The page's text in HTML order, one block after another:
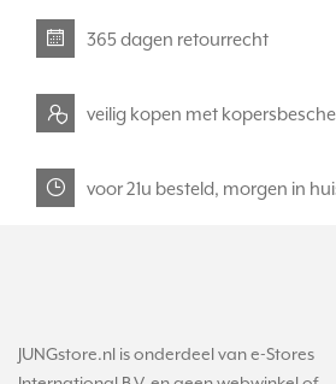
365 dagen retourrecht
veilig kopen met
voor 21u besteld, morgen in
JUNGstore.nl is onderdeel van e-Stores